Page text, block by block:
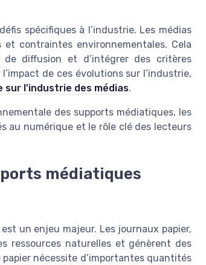
spécifiques à l’industrie. Les médias
contraintes environnementales. Cela
de diffusion et d’intégrer des critères
de ces évolutions sur l’industrie,
sur l’industrie des médias.
des supports médiatiques, les
au numérique et le rôle clé des lecteurs
médiatiques
un enjeu majeur. Les journaux papier,
ressources naturelles et génèrent des
papier nécessite d’importantes quantités